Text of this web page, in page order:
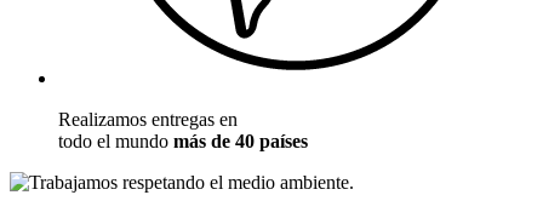
Realizamos entregas en
todo el mundo más de 40 países